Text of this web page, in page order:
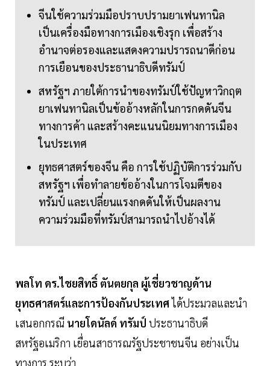
จีนใช้ความร่วมมือปราบปรามยาเฟนทานิล
เป็นเครื่องมือทางการเมืองเชิงรุก เพื่อสร้าง
อำนาจต่อรองและแสดงความปรารถนาดีก่อน
การเยือนของประธานาธิบดีทรัมป์
สหรัฐฯ ภายใต้การนำของทรัมป์ใช้ปัญหาวิกฤต
ยาเฟนทานิลเป็นข้ออ้างหลักในการกดดันจีน
ทางการค้า และสร้างคะแนนนิยมทางการเมือง
ในประเทศ
ยุทธศาสตร์ของจีน คือ การใช้ปฏิบัติการร่วมกับ
สหรัฐฯ เพื่อทำลายข้ออ้างในการโจมตีของ
ทรัมป์ และเปลี่ยนแรงกดดันให้เป็นผลงาน
ความร่วมมือที่ทรัมป์สามารถนำไปอ้างได้
พลโท ดร.ไชยสิทธิ์ ตันตยกุล ผู้เชี่ยวชาญด้าน
ยุทธศาสตร์และการป้องกันประเทศได้ประมวลและนำ
เสนอกกรณี นายโดนัลด์ ทรัมป์ ประธานาธิบดี
สหรัฐอเมริกา เยื่อนสาธารณรัฐประชาชนจีน อย่างเป็น
ทางการ ระบุว่า